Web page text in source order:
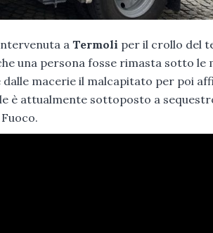
a Termoli per il crollo del
una persona fosse rimasta sotto le
macerie il malcapitato per poi
è attualmente sottoposto a